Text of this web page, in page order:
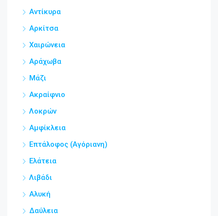
Αντίκυρα
Αρκίτσα
Χαιρώνεια
Αράχωβα
Μάζι
Ακραίφνιο
Λοκρών
Αμφίκλεια
Επτάλοφος (Αγόριανη)
Ελάτεια
Λιβάδι
Αλυκή
Δαύλεια